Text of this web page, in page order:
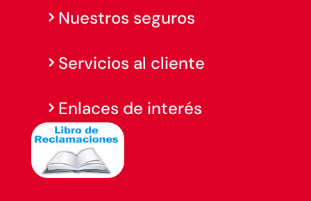
Nuestros seguros
Servicios al cliente
Enlaces de interés